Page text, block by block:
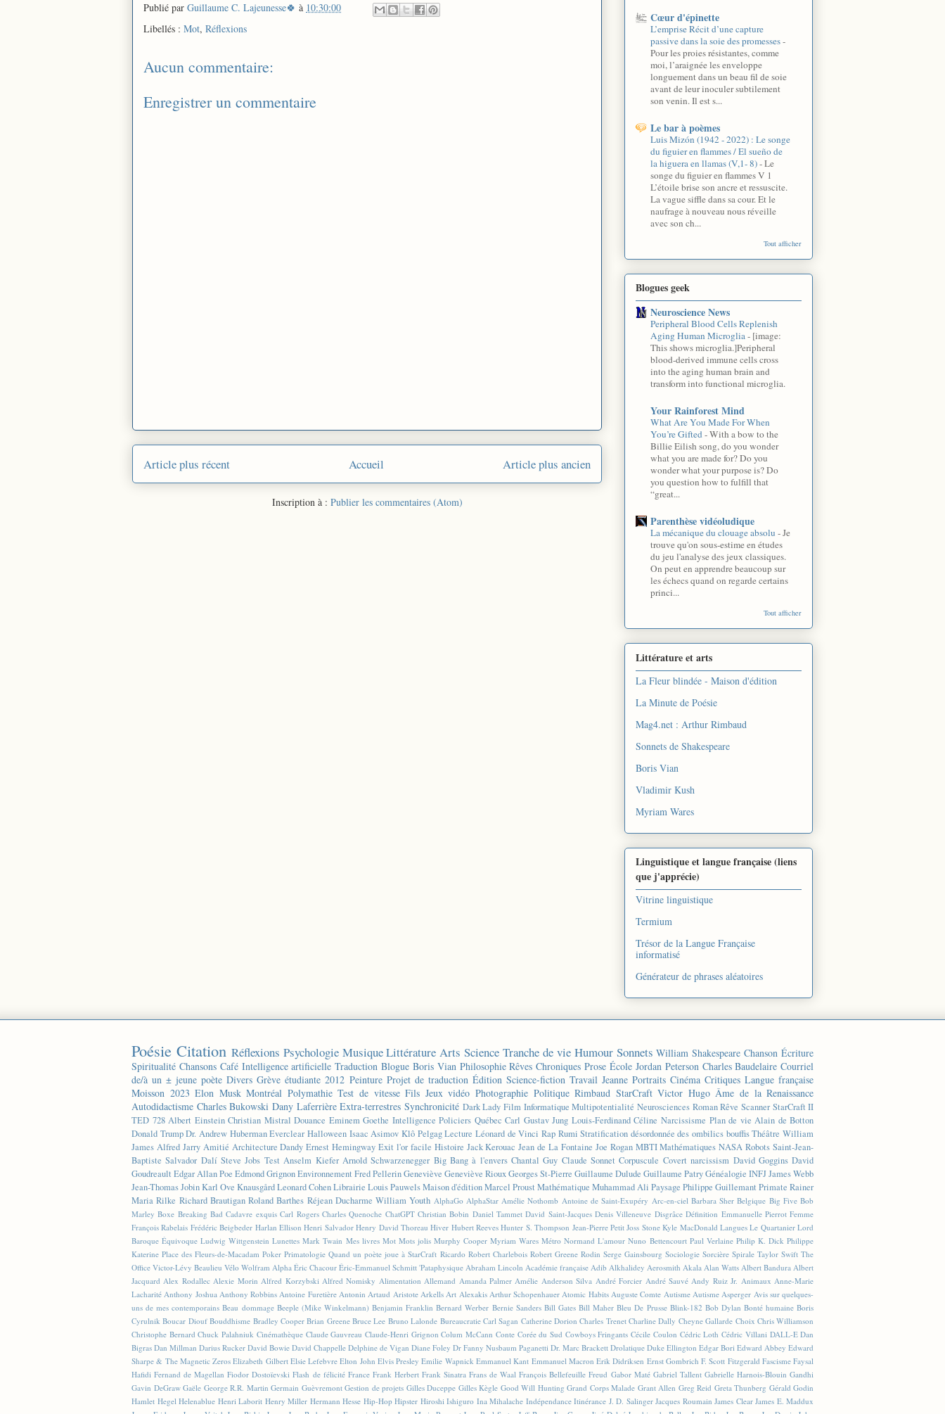
Publié par Guillaume C. Lajeunesse🍀 à 10:30:00
Libellés : Mot, Réflexions
Aucun commentaire:
Enregistrer un commentaire
Article plus récent Article plus ancien
Accueil
Inscription à : Publier les commentaires (Atom)
Cœur d'épinette
L’emprise Récit d’une capture
passive dans la soie des promesses-
Pour les proies résistantes, comme
moi, l’araignée les enveloppe
longuement dans un beau fil de soie
avant de leur inoculer subtilement
son venin. Il est s...
Le bar à poèmes
Luis Mizón (1942 - 2022) : Le songe
du figuier en flammes / El sueño de
la higuera en llamas (V,1- 8)-Le
songe du figuier en flammes V 1
L’étoile brise son ancre et ressuscite.
La vague siffle dans sa cour. Et le
naufrage à nouveau nous réveille
avec son ch...
Tout afficher
Blogues geek
Neuroscience News
Peripheral Blood Cells Replenish
Aging Human Microglia- [image:
This shows microglia.]Peripheral
blood-derived immune cells cross
into the aging human brain and
transform into functional microglia.
Your Rainforest Mind
What Are You Made For When
You’re Gifted-With a bow to the
Billie Eilish song, do you wonder
what you are made for? Do you
wonder what your purpose is? Do
you question how to fulfill that
“great...
Parenthèse vidéoludique
La mécanique du clouage absolu -Je
trouve qu'on sous-estime en études
du jeu l'analyse des jeux classiques.
On peut en apprendre beaucoup sur
les échecs quand on regarde certains
princi...
Tout afficher
Littérature et arts
La Fleur blindée - Maison d'édition
La Minute de Poésie
Mag4.net : Arthur Rimbaud
Sonnets de Shakespeare
Boris Vian
Vladimir Kush
Myriam Wares
Linguistique et langue française (liens
que j'apprécie)
Vitrine linguistique
Termium
Trésor de la Langue Française
informatisé
Générateur de phrases aléatoires
Poésie Citation Réflexions Psychologie Musique Littérature Arts Science Tranche de vie Humour Sonnets William Shakespeare Chanson Écriture
Spiritualité Chansons Café Intelligence artificielle Traduction Blogue Boris Vian Philosophie Rêves Chroniques Prose École Jordan Peterson Charles Baudelaire Courriel
de/à un ± jeune poète Divers Grève étudiante 2012 Peinture Projet de traduction Édition Science-fiction Travail Jeanne Portraits Cinéma Critiques Langue française
Moisson 2023 Elon Musk Montréal Polymathie Test de vitesse Fils Jeux vidéo Photographie Politique Rimbaud StarCraft Victor Hugo Âme de la Renaissance
Autodidactisme Charles Bukowski Dany Laferrière Extra-terrestres Synchronicité Dark Lady Film Informatique Multipotentialité Neurosciences Roman Rêve Scanner StarCraft II
TED 728 Albert Einstein Christian Mistral Douance Eminem Goethe Intelligence Policiers Québec Carl Gustav Jung Louis-Ferdinand Céline Narcissisme Plan de vie Alain de Botton
Donald Trump Dr. Andrew Huberman Everclear Halloween Isaac Asimov Klô Pelgag Lecture Léonard de Vinci Rap Rumi Stratification désordonnée des ombilics bouffis Théâtre William
James Alfred Jarry Amitié Architecture Dandy Ernest Hemingway Exit l'or facile Histoire Jack Kerouac Jean de La Fontaine Joe Rogan MBTI Mathématiques NASA Robots Saint-Jean-
Baptiste Salvador Dalí Steve Jobs Test Anselm Kiefer Arnold Schwarzenegger Big Bang à l'envers Chantal Guy Claude Sonnet Corpuscule Covert narcissism David Goggins David
Goudreault Edgar Allan Poe Edmond GrignonEnvironnement Fred PellerinGeneviève Geneviève RiouxGeorges St-Pierre Guillaume Dulude Guillaume PatryGénéalogie INFJJames Webb
Jean-Thomas JobinKarl Ove KnausgårdLeonard CohenLibrairie Louis PauwelsMaison d'éditionMarcel Proust Mathématique Muhammad Ali Paysage Philippe Guillemant Primate Rainer
Maria Rilke Richard Brautigan Roland Barthes Réjean Ducharme William Youth AlphaGo AlphaStar Amélie Nothomb Antoine de Saint-Exupéry Arc-en-ciel Barbara Sher Belgique Big Five Bob
Marley Boxe Breaking Bad Cadavre exquis Carl Rogers Charles Quenoche ChatGPT Christian Bobin Daniel Tammet David Saint-Jacques Denis Villeneuve Disgrâce Définition Emmanuelle Pierrot Femme
François Rabelais Frédéric Beigbeder Harlan Ellison Henri Salvador Henry David Thoreau Hiver Hubert Reeves Hunter S. Thompson Jean-Pierre Petit Joss Stone Kyle MacDonald Langues Le Quartanier Lord
Baroque Équivoque Ludwig Wittgenstein Lunettes Mark Twain Mes livres Mot Mots jolis Murphy Cooper Myriam Wares Métro Normand L'amour Nuno Bettencourt Paul Verlaine Philip K. Dick Philippe
Katerine Place des Fleurs-de-Macadam Poker Primatologie Quand un poète joue à StarCraft Ricardo Robert Charlebois Robert Greene Rodin Serge Gainsbourg Sociologie Sorcière Spirale Taylor Swift The
Office Victor-Lévy Beaulieu Vélo Wolfram Alpha Éric Chacour Éric-Emmanuel Schmitt 'Pataphysique Abraham Lincoln Académie française Adib Alkhalidey Aerosmith Akala Alan Watts Albert Bandura Albert
Jacquard Alex Rodallec Alexie Morin Alfred Korzybski Alfred Nomisky Alimentation Allemand Amanda Palmer Amélie Anderson Silva André Forcier André Sauvé Andy Ruiz Jr. Animaux Anne-Marie
Lacharité Anthony Joshua Anthony Robbins Antoine Furetière Antonin Artaud Aristote Arkells Art Alexakis Arthur Schopenhauer Atomic Habits Auguste Comte Autisme Autisme Asperger Avis sur quelques-
uns de mes contemporains Beau dommage Beeple (Mike Winkelmann) Benjamin Franklin Bernard Werber Bernie Sanders Bill Gates Bill Maher Bleu De Prusse Blink-182 Bob Dylan Bonté humaine Boris
Cyrulnik Boucar Diouf Bouddhisme Bradley Cooper Brian Greene Bruce Lee Bruno Lalonde Bureaucratie Carl Sagan Catherine Dorion Charles Trenet Charline Dally Cheyne Gallarde Choix Chris Williamson
Christophe Bernard Chuck Palahniuk Cinémathèque Claude Gauvreau Claude-Henri Grignon Colum McCann Conte Corée du Sud Cowboys Fringants Cécile Coulon Cédric Loth Cédric Villani DALL-E Dan
Bigras Dan Millman Darius Rucker David Bowie David Chappelle Delphine de Vigan Diane Foley Dr Fanny Nusbaum Paganetti Dr. Marc Brackett Drolatique Duke Ellington Edgar Bori Edward Abbey Edward
Sharpe & The Magnetic Zeros Elizabeth Gilbert Elsie Lefebvre Elton John Elvis Presley Emilie Wapnick Emmanuel Kant Emmanuel Macron Erik Didriksen Ernst Gombrich F. Scott Fitzgerald Fascisme Faysal
Hafidi Fernand de Magellan Fiodor Dostoïevski Flash de félicité France Frank Herbert Frank Sinatra Frans de Waal François Bellefeuille Freud Gabor Maté Gabriel Tallent Gabrielle Harnois-Blouin Gandhi
Gavin DeGraw Gaële George R.R. Martin Germain Guèvremont Gestion de projets Gilles Duceppe Gilles Kègle Good Will Hunting Grand Corps Malade Grant Allen Greg Reid Greta Thunberg Gérald Godin
Hamlet Hegel Helenablue Henri Laborit Henry Miller Hermann Hesse Hip-Hop Hipster Hiroshi Ishiguro Ina Mihalache Indépendance Itinérance J. D. Salinger Jacques Roumain James Clear James E. Maddux